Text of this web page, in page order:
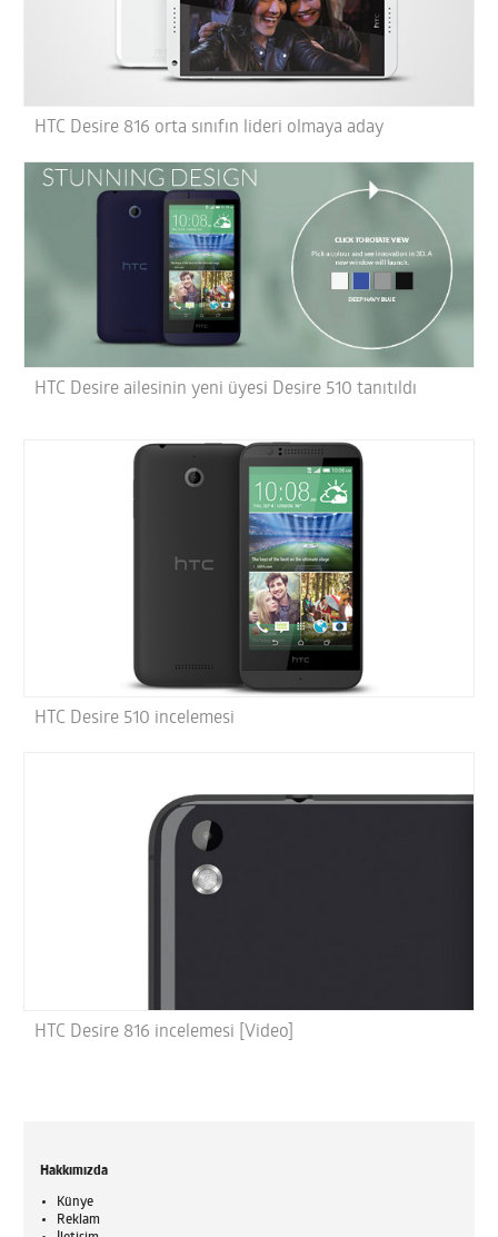
HTC Desire 816 orta sınıfın lideri olmaya aday
HTC Desire ailesinin yeni üyesi Desire 510 tanıtıldı
HTC Desire 510 incelemesi
HTC Desire 816 incelemesi [Video]
Hakkımızda
Künye
Reklam